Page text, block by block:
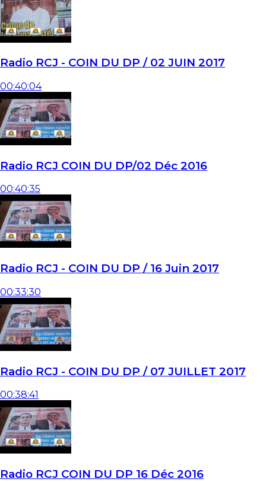
Radio RCJ - COIN DU DP / 02 JUIN 2017
00:40:04
Radio RCJ COIN DU DP/02 Déc 2016
00:40:35
Radio RCJ - COIN DU DP / 16 Juin 2017
00:33:30
Radio RCJ - COIN DU DP / 07 JUILLET 2017
00:38:41
Radio RCJ COIN DU DP 16 Déc 2016